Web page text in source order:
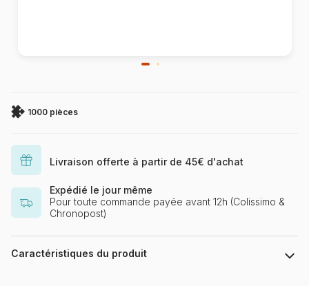
1000 pièces
Livraison offerte à partir de 45€ d'achat
Expédié le jour même
Pour toute commande payée avant 12h (Colissimo &
Chronopost)
Caractéristiques du produit